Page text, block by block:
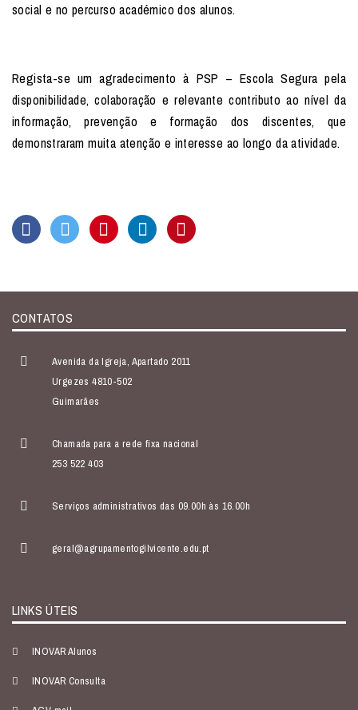
social e no percurso académico dos alunos.
Regista-se um agradecimento à PSP – Escola Segura pela
disponibilidade, colaboração e relevante contributo ao nível da
informação, prevenção e formação dos discentes, que
demonstraram muita atenção e interesse ao longo da atividade.
CONTATOS
Avenida da Igreja, Apartado 2011
Urgezes 4810-502
Guimarães
Chamada para a rede fixa nacional
253 522 403
Serviços administrativos das 09.00h às 16.00h
geral@agrupamentogilvicente.edu.pt
LINKS ÚTEIS
INOVAR Alunos
INOVAR Consulta